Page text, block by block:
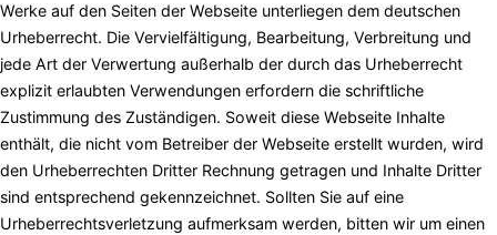
Werke auf den Seiten der Webseite unterliegen dem deutschen
Urheberrecht. Die Vervielfältigung, Bearbeitung, Verbreitung und
jede Art der Verwertung außerhalb der durch das Urheberrecht
explizit erlaubten Verwendungen erfordern die schriftliche
Zustimmung des Zuständigen. Soweit diese Webseite Inhalte
enthält, die nicht vom Betreiber der Webseite erstellt wurden, wird
den Urheberrechten Dritter Rechnung getragen und Inhalte Dritter
sind entsprechend gekennzeichnet. Sollten Sie auf eine
Urheberrechtsverletzung aufmerksam werden, bitten wir um einen